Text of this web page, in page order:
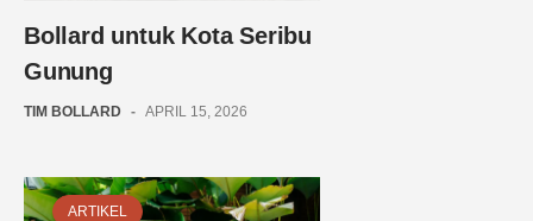
Bollard untuk Kota Seribu
Gunung
TIM BOLLARD - APRIL 15, 2026
ARTIKEL